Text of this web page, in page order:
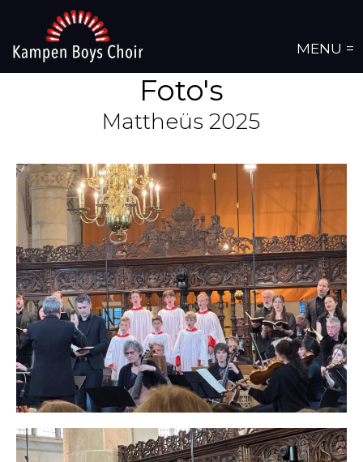
MENU =
Foto's
Mattheüs 2025